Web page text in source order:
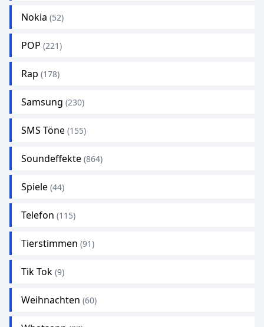
Nokia (52)
POP (221)
Rap (178)
Samsung (230)
SMS Töne (155)
Soundeffekte (864)
Spiele (44)
Telefon (115)
Tierstimmen (91)
Tik Tok (9)
Weihnachten (60)